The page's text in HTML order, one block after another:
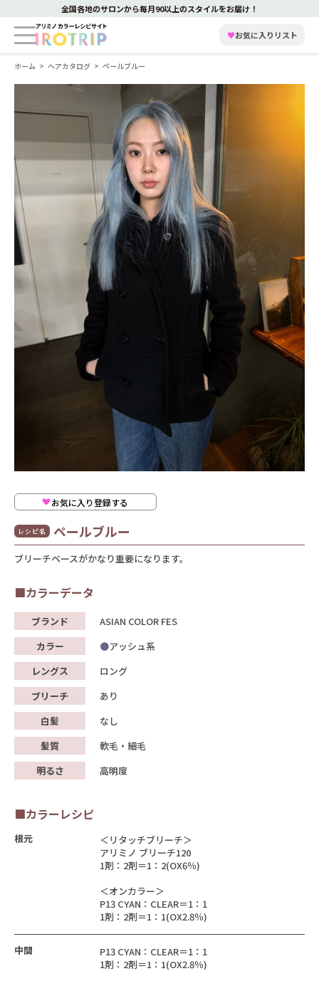
全国各地のサロンから毎月90以上のスタイルをお届け！
♥お気に入りリスト
ホーム ヘアカタログ ペールブルー
お気に入り登録する
レシピ名 ペールブルー
ブリーチベースがかなり重要になります。
■カラーデータ
ブランド
ASIAN COLOR FES
カラー
アッシュ系
レングス
ロング
ブリーチ
あり
白髪
なし
髪質
軟毛・細毛
明るさ
高明度
■カラーレシピ
根元
＜リタッチブリーチ＞
アリミノ ブリーチ120
1剤：2剤＝1：2(OX6％)
＜オンカラー＞
P13 CYAN：CLEAR＝1：1
1剤：2剤＝1：1(OX2.8％)
中間
P13 CYAN：CLEAR＝1：1
1剤：2剤＝1：1(OX2.8％)